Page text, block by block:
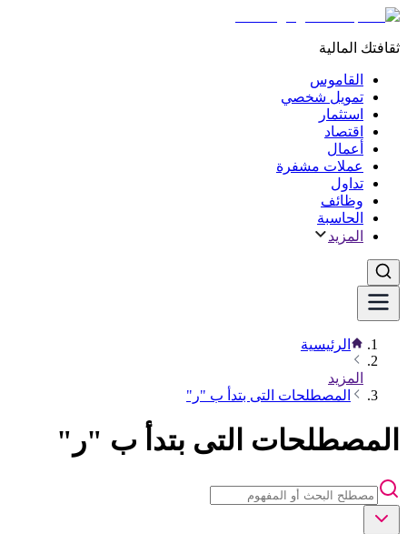
ثقافتك المالية
القاموس
تمويل شخصي
استثمار
اقتصاد
أعمال
عملات مشفرة
تداول
وظائف
الحاسبة
المزيد
الرئيسية
المزيد
المصطلحات التى بتدأ ب "ر"
المصطلحات التى بتدأ ب "ر"